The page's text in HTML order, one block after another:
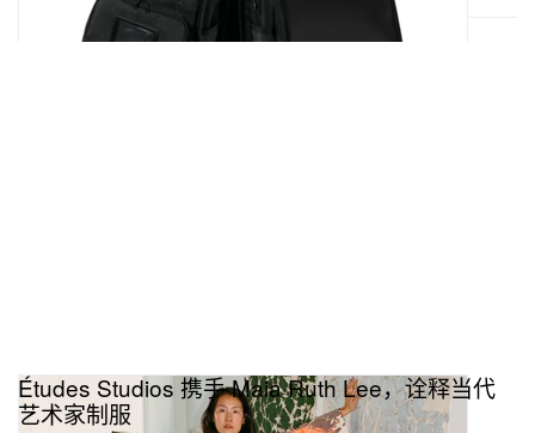
Études Studios 携手 Maia Ruth Lee，诠释当代
艺术家制服